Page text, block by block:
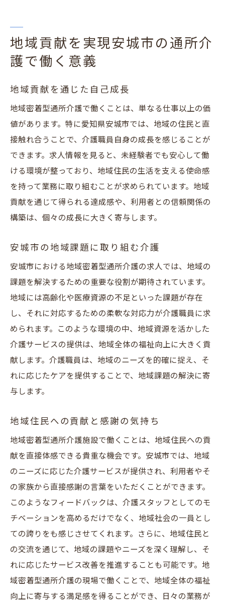
地域貢献を実現安城市の通所介
護で働く意義
地域貢献を通じた自己成長
地域密着型通所介護で働くことは、単なる仕事以上の価
値があります。特に愛知県安城市では、地域の住民と直
接触れ合うことで、介護職員自身の成長を感じることが
できます。求人情報を見ると、未経験者でも安心して働
ける環境が整っており、地域住民の生活を支える使命感
を持って業務に取り組むことが求められています。地域
貢献を通じて得られる達成感や、利用者との信頼関係の
構築は、個々の成長に大きく寄与します。
安城市の地域課題に取り組む介護
安城市における地域密着型通所介護の求人では、地域の
課題を解決するための重要な役割が期待されています。
地域には高齢化や医療資源の不足といった課題が存在
し、それに対応するための柔軟な対応力が介護職員に求
められます。このような環境の中、地域資源を活かした
介護サービスの提供は、地域全体の福祉向上に大きく貢
献します。介護職員は、地域のニーズを的確に捉え、そ
れに応じたケアを提供することで、地域課題の解決に寄
与します。
地域住民への貢献と感謝の気持ち
地域密着型通所介護施設で働くことは、地域住民への貢
献を直接体感できる貴重な機会です。安城市では、地域
のニーズに応じた介護サービスが提供され、利用者やそ
の家族から直接感謝の言葉をいただくことができます。
このようなフィードバックは、介護スタッフとしてのモ
チベーションを高めるだけでなく、地域社会の一員とし
ての誇りをも感じさせてくれます。さらに、地域住民と
の交流を通じて、地域の課題やニーズを深く理解し、そ
れに応じたサービス改善を推進することも可能です。地
域密着型通所介護の現場で働くことで、地域全体の福祉
向上に寄与する満足感を得ることができ、日々の業務が